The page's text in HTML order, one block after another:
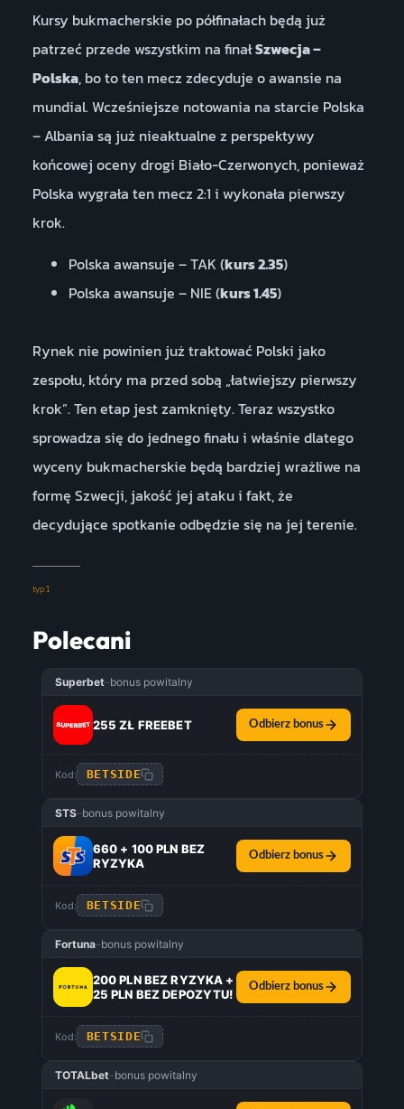
Kursy bukmacherskie po półfinałach będą już
patrzeć przede wszystkim na finałSzwecja –
Polska, bo to ten mecz zdecyduje o awansie na
mundial. Wcześniejsze notowania na starcie Polska
– Albania są już nieaktualne z perspektywy
końcowej oceny drogi Biało-Czerwonych, ponieważ
Polska wygrała ten mecz 2:1 i wykonała pierwszy
krok.
Polska awansuje – TAK (kurs 2.35)
Polska awansuje – NIE (kurs 1.45)
Rynek nie powinien już traktować Polski jako
zespołu, który ma przed sobą „łatwiejszy pierwszy
krok”. Ten etap jest zamknięty. Teraz wszystko
sprowadza się do jednego finału i właśnie dlatego
wyceny bukmacherskie będą bardziej wrażliwe na
formę Szwecji, jakość jej ataku i fakt, że
decydujące spotkanie odbędzie się na jej terenie.
typ1
Polecani
Superbet–bonus powitalny
255 ZŁ FREEBET Odbierz bonus
Kod: BETSIDE
STS–bonus powitalny
660 + 100 PLN BEZ
RYZYKA
Odbierz bonus
Kod: BETSIDE
Fortuna–bonus powitalny
200 PLN BEZ RYZYKA +
25 PLN BEZ DEPOZYTU!
Odbierz bonus
Kod: BETSIDE
TOTALbet–bonus powitalny